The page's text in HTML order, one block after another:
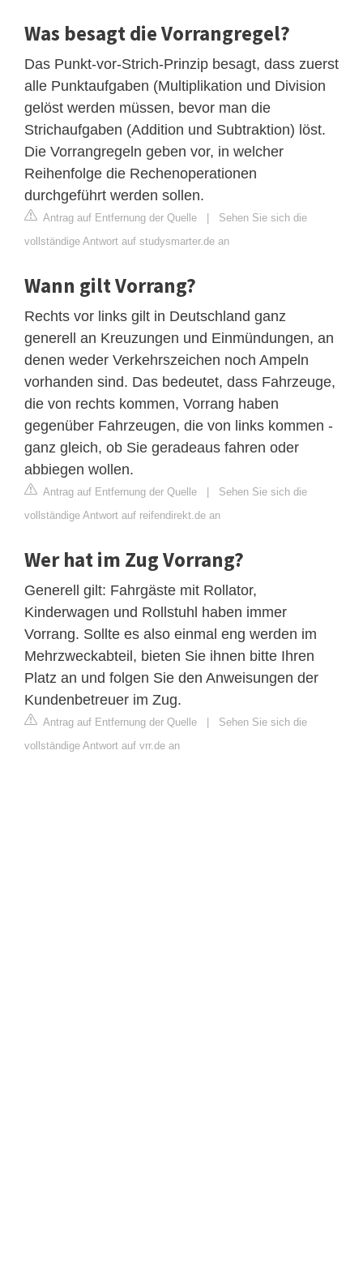
Was besagt die Vorrangregel?
Das Punkt-vor-Strich-Prinzip besagt, dass zuerst
alle Punktaufgaben (Multiplikation und Division
gelöst werden müssen, bevor man die
Strichaufgaben (Addition und Subtraktion) löst.
Die Vorrangregeln geben vor, in welcher
Reihenfolge die Rechenoperationen
durchgeführt werden sollen.
Antrag auf Entfernung der Quelle | Sehen Sie sich die
vollständige Antwort auf studysmarter.de an
Wann gilt Vorrang?
Rechts vor links gilt in Deutschland ganz
generell an Kreuzungen und Einmündungen, an
denen weder Verkehrszeichen noch Ampeln
vorhanden sind. Das bedeutet, dass Fahrzeuge,
die von rechts kommen, Vorrang haben
gegenüber Fahrzeugen, die von links kommen -
ganz gleich, ob Sie geradeaus fahren oder
abbiegen wollen.
Antrag auf Entfernung der Quelle | Sehen Sie sich die
vollständige Antwort auf reifendirekt.de an
Wer hat im Zug Vorrang?
Generell gilt: Fahrgäste mit Rollator,
Kinderwagen und Rollstuhl haben immer
Vorrang. Sollte es also einmal eng werden im
Mehrzweckabteil, bieten Sie ihnen bitte Ihren
Platz an und folgen Sie den Anweisungen der
Kundenbetreuer im Zug.
Antrag auf Entfernung der Quelle | Sehen Sie sich die
vollständige Antwort auf vrr.de an